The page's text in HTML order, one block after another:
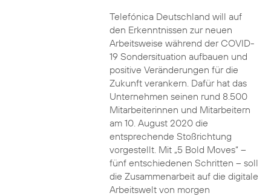
Telefónica Deutschland will auf
den Erkenntnissen zur neuen
Arbeitsweise während der COVID-
19 Sondersituation aufbauen und
positive Veränderungen für die
Zukunft verankern. Dafür hat das
Unternehmen seinen rund 8.500
Mitarbeiterinnen und Mitarbeitern
am 10. August 2020 die
entsprechende Stoßrichtung
vorgestellt. Mit „5 Bold Moves“ –
fünf entschiedenen Schritten – soll
die Zusammenarbeit auf die digitale
Arbeitswelt von morgen